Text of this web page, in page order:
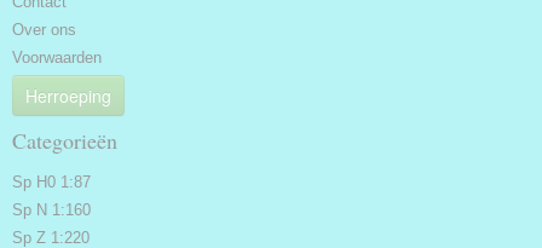
Over ons
Voorwaarden
Herroeping
Categorieën
Sp H0 1:87
Sp N 1:160
Sp Z 1:220